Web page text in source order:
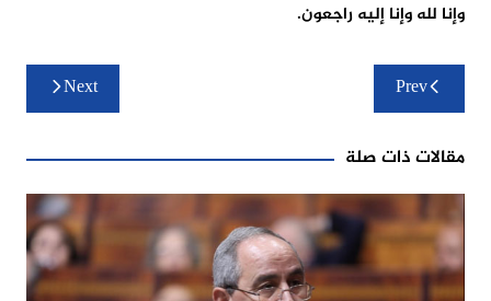
وإنا لله وإنا إليه راجعون.
تصفّح
المقالاتPrev
Next
مقالات ذات صلة